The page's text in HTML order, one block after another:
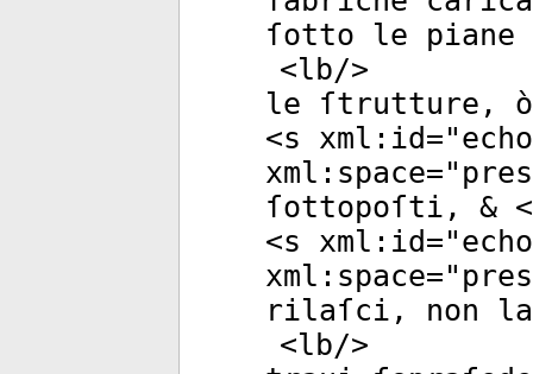
ſotto le piane
<lb/>
le ſtrutture,
<s xml:id="
xml:space="
ſottopoſti, &
<s xml:id="
xml:space="
rilaſci, non
<lb/>